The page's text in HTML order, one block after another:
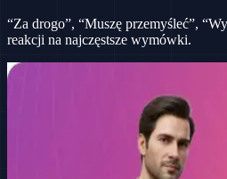
“Za drogo”, “Muszę przemyśleć”,
reakcji na najczęstsze wymówki.